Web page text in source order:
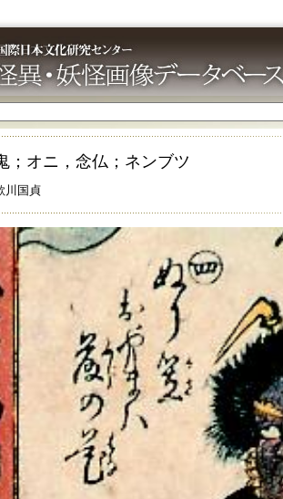
；オニ，念仏；ネンブツ
川国貞